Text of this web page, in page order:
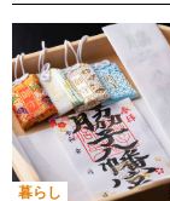
暮らし